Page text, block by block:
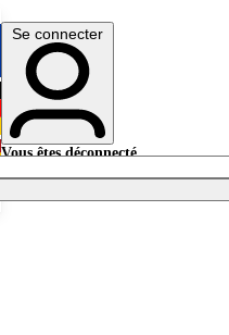
English
Deutsch
Se connecter
Vous êtes déconnecté.